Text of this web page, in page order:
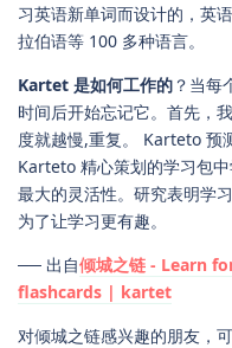
习英语新单词而设计的，英
拉伯语等 100 多种语言。
Kartet 是如何工作的 ？当每
时间后开始忘记它。首先，
度就越慢,重复。 Karteto 预
Karteto 精心策划的学习包
最大的灵活性。研究表明学
为了让学习更有趣。
── 出自倾城之链 - Learn
flashcards | kartet
对倾城之链感兴趣的朋友，